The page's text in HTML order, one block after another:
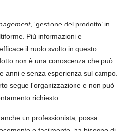
, ‘gestione del prodotto’ in
Più informazioni e
il ruolo svolto in questo
non è una conoscenza che può
anni e senza esperienza sul campo.
segue l'organizzazione e non può
richiesto.
un professionista, possa